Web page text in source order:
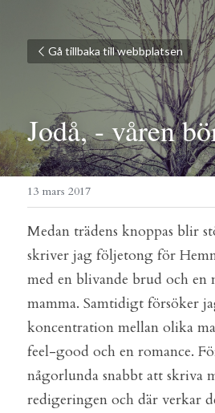
Gå tillbaka till webbplatsen
Jodå, - våren
13 mars 2017
Medan trädens knoppas blir
skriver jag följetong för
med en blivande brud och en
mamma. Samtidigt försöker
koncentration mellan olika
feel-good och en romance.
någorlunda snabbt att skriva
redigeringen och där verkar